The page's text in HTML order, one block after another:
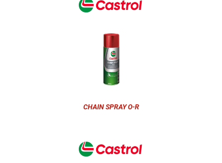
CHAIN SPRAY O-R